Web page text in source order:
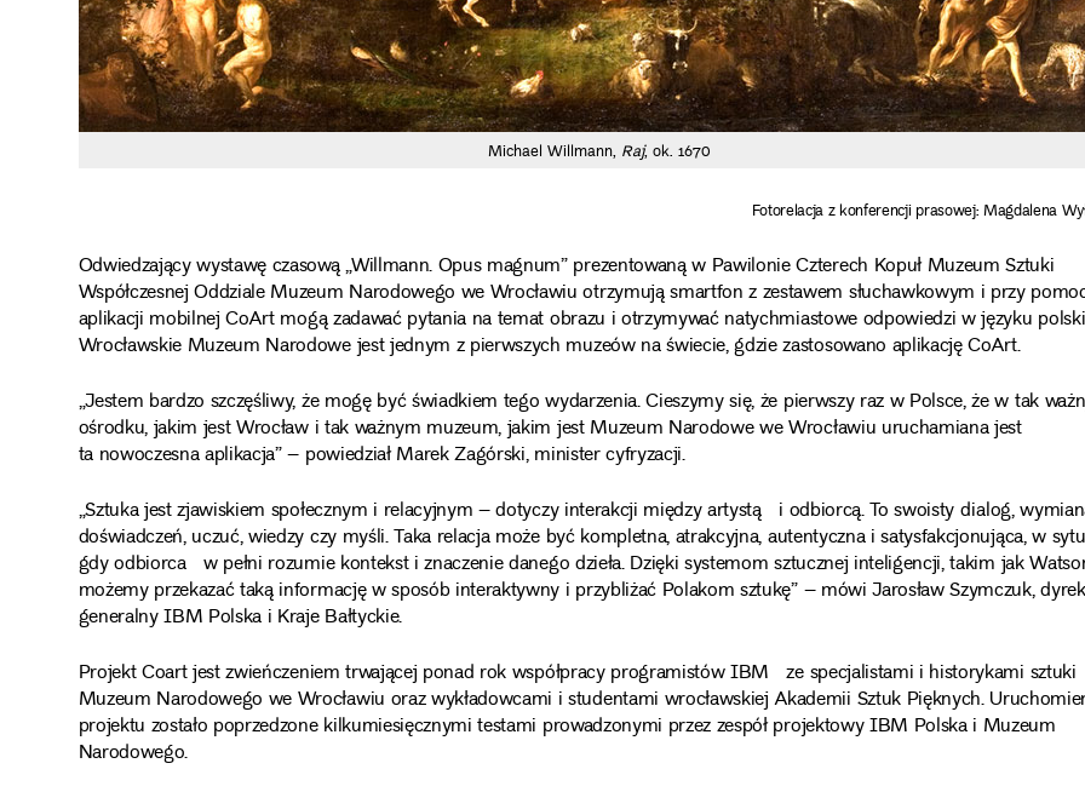
Michael Willmann, Raj, ok. 1670
Fotorelacja z konferencji prasowej: Magdalena
Odwiedzający wystawę czasową „Willmann. Opus magnum” prezentowaną w Pawilonie Czterech Kopuł Muzeum Sztuki
Współczesnej Oddziale Muzeum Narodowego we Wrocławiu otrzymują smartfon z zestawem słuchawkowym i przy
aplikacji mobilnej CoArt mogą zadawać pytania na temat obrazu i otrzymywać natychmiastowe odpowiedzi w języku
Wrocławskie Muzeum Narodowe jest jednym z pierwszych muzeów na świecie, gdzie zastosowano aplikację CoArt.
„Jestem bardzo szczęśliwy, że mogę być świadkiem tego wydarzenia. Cieszymy się, że pierwszy raz w Polsce, że w tak
ośrodku, jakim jest Wrocław i tak ważnym muzeum, jakim jest Muzeum Narodowe we Wrocławiu uruchamiana jest
ta nowoczesna aplikacja” – powiedział Marek Zagórski, minister cyfryzacji.
„Sztuka jest zjawiskiem społecznym i relacyjnym – dotyczy interakcji między artystą i odbiorcą. To swoisty dialog,
doświadczeń, uczuć, wiedzy czy myśli. Taka relacja może być kompletna, atrakcyjna, autentyczna i satysfakcjonująca, w
gdy odbiorca w pełni rozumie kontekst i znaczenie danego dzieła. Dzięki systemom sztucznej inteligencji, takim jak
możemy przekazać taką informację w sposób interaktywny i przybliżać Polakom sztukę” – mówi Jarosław Szymczuk,
generalny IBM Polska i Kraje Bałtyckie.
Projekt Coart jest zwieńczeniem trwającej ponad rok współpracy programistów IBM ze specjalistami i historykami sztuki
Muzeum Narodowego we Wrocławiu oraz wykładowcami i studentami wrocławskiej Akademii Sztuk Pięknych.
projektu zostało poprzedzone kilkumiesięcznymi testami prowadzonymi przez zespół projektowy IBM Polska i Muzeum
Narodowego.